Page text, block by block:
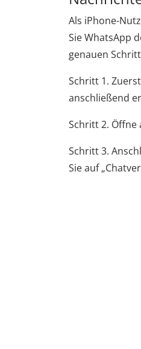
Als iPhone-
Sie WhatsApp
genauen
Schritt 1.
anschließend
Schritt 2. Öffne
Schritt 3.
Sie auf